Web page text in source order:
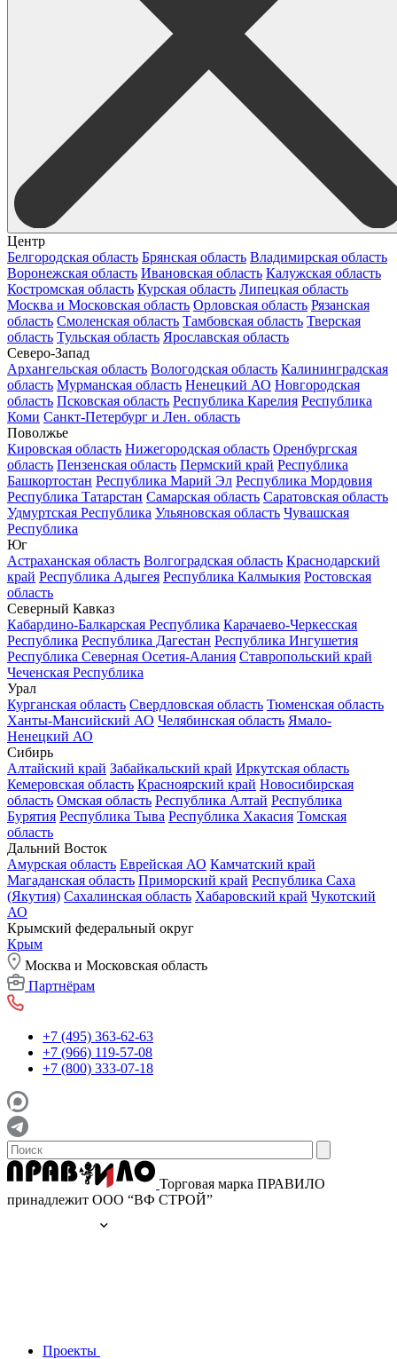
Центр
Белгородская область Брянская область Владимирская область
Воронежская область Ивановская область Калужская область
Костромская область Курская область Липецкая область
Москва и Московская область Орловская область Рязанская
область Смоленская область Тамбовская область Тверская
область Тульская область Ярославская область
Северо-Запад
Архангельская область Вологодская область Калининградская
область Мурманская область Ненецкий АО Новгородская
область Псковская область Республика Карелия Республика
Коми Санкт-Петербург и Лен. область
Поволжье
Кировская область Нижегородская область Оренбургская
область Пензенская область Пермский край Республика
Башкортостан Республика Марий Эл Республика Мордовия
Республика Татарстан Самарская область Саратовская область
Удмуртская Республика Ульяновская область Чувашская
Республика
Юг
Астраханская область Волгоградская область Краснодарский
край Республика Адыгея Республика Калмыкия Ростовская
область
Северный Кавказ
Кабардино-Балкарская Республика Карачаево-Черкесская
Республика Республика Дагестан Республика Ингушетия
Республика Северная Осетия-Алания Ставропольский край
Чеченская Республика
Урал
Курганская область Свердловская область Тюменская область
Ханты-Мансийский АО Челябинская область Ямало-
Ненецкий АО
Сибирь
Алтайский край Забайкальский край Иркутская область
Кемеровская область Красноярский край Новосибирская
область Омская область Республика Алтай Республика
Бурятия Республика Тыва Республика Хакасия Томская
область
Дальний Восток
Амурская область Еврейская АО Камчатский край
Магаданская область Приморский край Республика Саха
(Якутия) Сахалинская область Хабаровский край Чукотский
АО
Крымский федеральный округ
Крым
Москва и Московская область
Партнёрам
+7 (495) 363-62-63
+7 (966) 119-57-08
+7 (800) 333-07-18
Торговая марка ПРАВИЛО
принадлежит ООО “ВФ СТРОЙ”
Проекты